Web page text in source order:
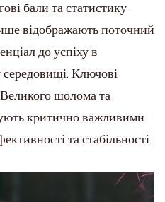
бали та статистику
відображають поточний
до успіху в
Ключові
шолома та
критично важливими
та стабільності